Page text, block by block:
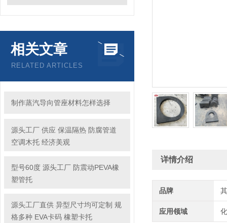
相关文章
RELATED ARTICLES
制作蒸汽导向管座材料怎样选择
源头工厂 供应 保温隔热 防腐管道
空调木托 经济美观
型号60度 源头工厂 防震动PEVA橡
塑管托
源头工厂直供 异型尺寸均可定制 规
格多种 EVA卡码 橡塑卡托
详情介绍
品牌
应用领域